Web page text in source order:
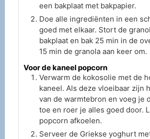
een bakplaat met bakpapier.
Doe alle ingrediënten in een
goed met elkaar. Stort de
bakplaat en bak 25 min in de
15 min de granola aan keer om.
Voor de kaneel popcorn
Verwarm de kokosolie met de
kaneel. Als deze vloeibaar zijn
van de warmtebron en voeg je
toe en roer je alles goed door.
popcorn afkoelen.
Serveer de Griekse yoghurt